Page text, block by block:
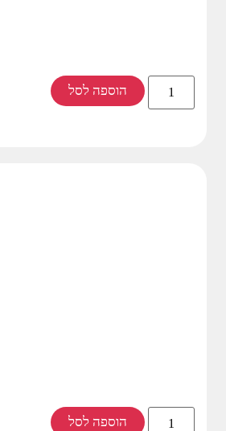
הוספה לסל
הוספה לסל